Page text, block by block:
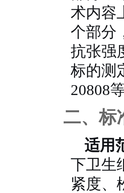
术内容
个部分
抗张强
标的测
20808
二、标
适用
下卫生
紧度、